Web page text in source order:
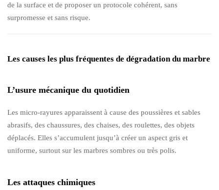
de la surface et de proposer un protocole cohérent, sans
surpromesse et sans risque.
Les causes les plus fréquentes de dégradation du marbre
L’usure mécanique du quotidien
Les micro-rayures apparaissent à cause des poussières et sables
abrasifs, des chaussures, des chaises, des roulettes, des objets
déplacés. Elles s’accumulent jusqu’à créer un aspect gris et
uniforme, surtout sur les marbres sombres ou très polis.
Les attaques chimiques